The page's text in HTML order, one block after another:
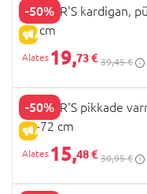
-50%
ALLAHINDLUS
CARTER'S kardigan,
72 cm
19,73 € 39,45 €
-50%
ALLAHINDLUS
CARTER'S pikkade
69-72 cm
15,48 € 30,95 €